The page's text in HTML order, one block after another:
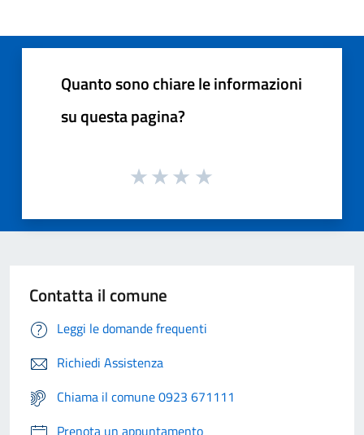
Quanto sono chiare le informazioni
su questa pagina?
Contatta il comune
Leggi le domande frequenti
Richiedi Assistenza
Chiama il comune 0923 671111